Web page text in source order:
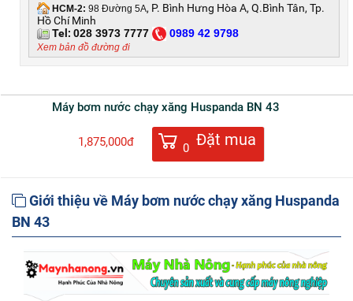
HCM-2: 98 Đường 5A, P. Bình Hưng Hòa A, Q.Bình Tân, Tp.
Hồ Chí Minh
Tel: 028 3973 7777 0989 42 9798
Xem bản đồ đường đi
Máy bơm nước chạy xăng Huspanda BN 43
1,875,000đ 0 Đặt mua
Giới thiệu về Máy bơm nước chạy xăng Huspanda
BN 43